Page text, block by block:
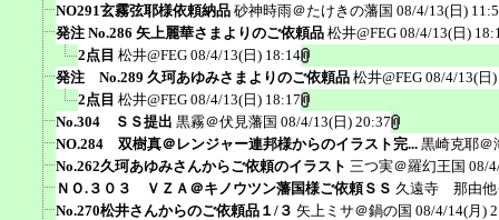
NO291玄霧弦耶様依頼納品 砂神時雨＠たけきの藩国 08/4/13(日)
発注 No.286 矢上麗華さまよりのご依頼品 松井@FEG 08/4/13(日)
2点目 松井@FEG 08/4/13(日) 18:14
発注 No.289 久珂あゆみさまよりのご依頼品 松井@FEG 08/4/13(日
2点目 松井@FEG 08/4/13(日) 18:17
No.304 ＳＳ提出 黒霧＠伏見藩国 08/4/13(日) 20:37
NO.284 双樹真＠レンジャー連邦様からのイラスト完... 黒崎克耶＠
No.262久珂あゆみさんからご依頼のイラスト 三つ実＠羅幻王国 08/
ＮＯ.３０３ ＶＺＡ＠キノウツン藩国様ご依頼ＳＳ 久遠寺 那由他
No.270松井さんからのご依頼品１/３ 矢上ミサ＠鍋の国 08/4/14(月)